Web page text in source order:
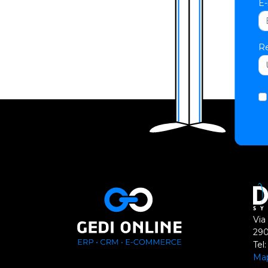
Via
Tel: